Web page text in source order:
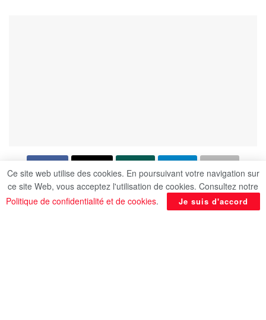
Le ministre des Affaires étrangères, de la
Coopération internationale et des Expatriés
Ce site web utilise des cookies. En poursuivant votre navigation sur
ce site Web, vous acceptez l'utilisation de cookies. Consultez notre
Politique de confidentialité et de cookies. Je suis d'accord